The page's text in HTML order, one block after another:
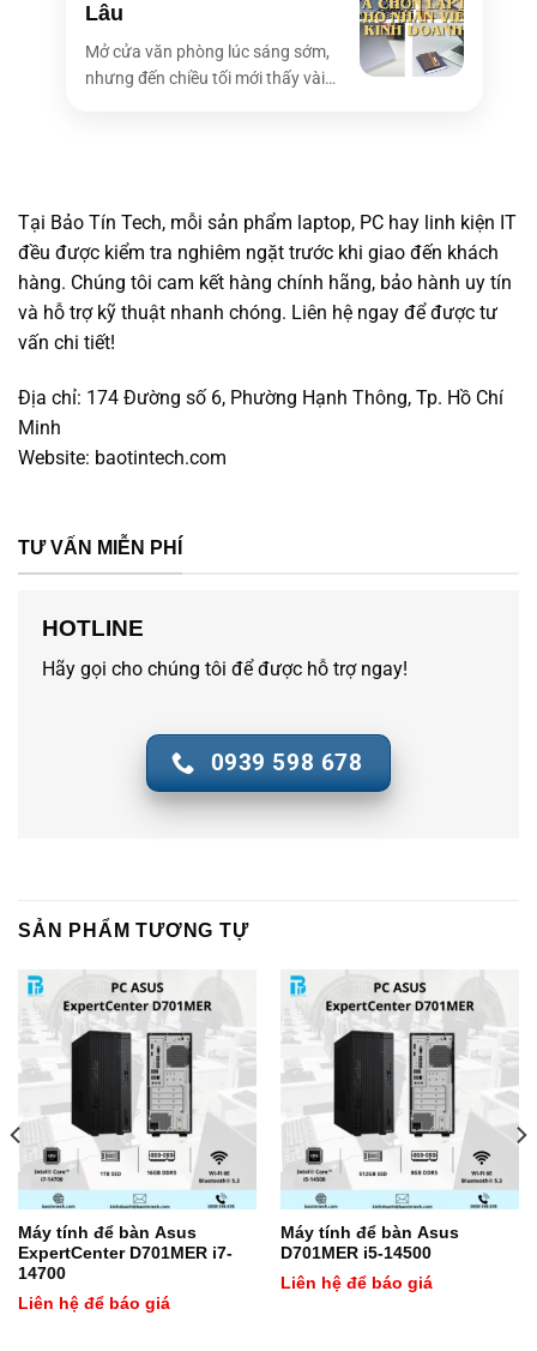
Lâu
Mở cửa văn phòng lúc sáng sớm,
nhưng đến chiều tối mới thấy vài
Tại Bảo Tín Tech, mỗi sản phẩm laptop, PC hay linh kiện IT
đều được kiểm tra nghiêm ngặt trước khi giao đến khách
hàng. Chúng tôi cam kết hàng chính hãng, bảo hành uy tín
và hỗ trợ kỹ thuật nhanh chóng. Liên hệ ngay để được tư
vấn chi tiết!
Địa chỉ: 174 Đường số 6, Phường Hạnh Thông, Tp. Hồ Chí
Minh
Website: baotintech.com
TƯ VẤN MIỄN PHÍ
HOTLINE
Hãy gọi cho chúng tôi để được hỗ trợ ngay!
0939 598 678
SẢN PHẨM TƯƠNG TỰ
Máy tính để bàn Asus
ExpertCenter D701MER i7-
14700
Liên hệ để báo giá
Máy tính để bàn Asus
D701MER i5-14500
Liên hệ để báo giá